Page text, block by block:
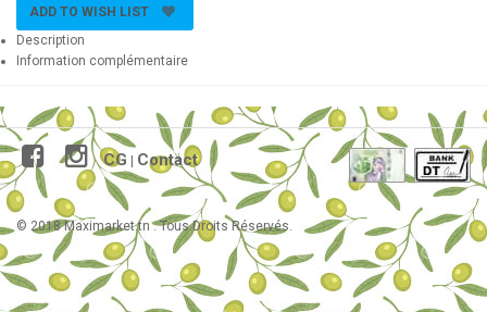
ADD TO WISH LIST
Description
Information complémentaire
CG Contact
© 2018 Maximarket.tn . Tous Droits Réservés.